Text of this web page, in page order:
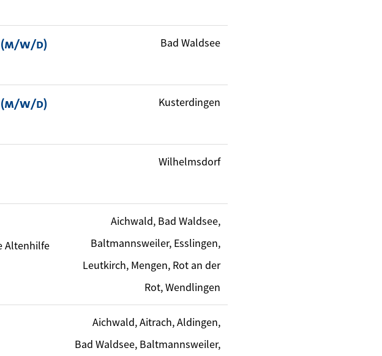
w/d) Bad Waldsee
w/d) Kusterdingen
Wilhelmsdorf
Altenhilfe
Aichwald, Bad Waldsee,
Baltmannsweiler, Esslingen,
Leutkirch, Mengen, Rot an der
Rot, Wendlingen
Aichwald, Aitrach, Aldingen,
Bad Waldsee, Baltmannsweiler,